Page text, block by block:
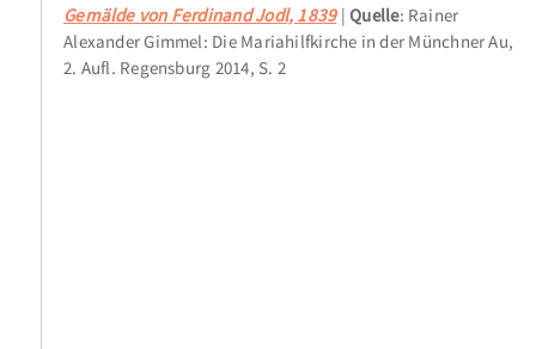
Gemälde von Ferdinand Jodl, 1839 Quelle: Rainer
Alexander Gimmel: Die Mariahilfkirche in der Münchner Au,
2. Aufl. Regensburg 2014, S. 2